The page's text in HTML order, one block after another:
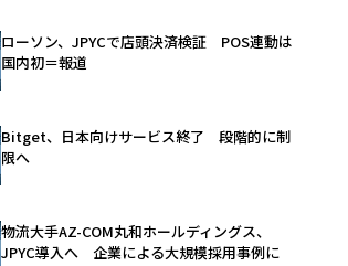
ローソン、JPYCで店頭決済検証 POS連動は
国内初＝報道
Bitget、日本向けサービス終了 段階的に制
限へ
物流大手AZ-COM丸和ホールディングス、
JPYC導入へ 企業による大規模採用事例に